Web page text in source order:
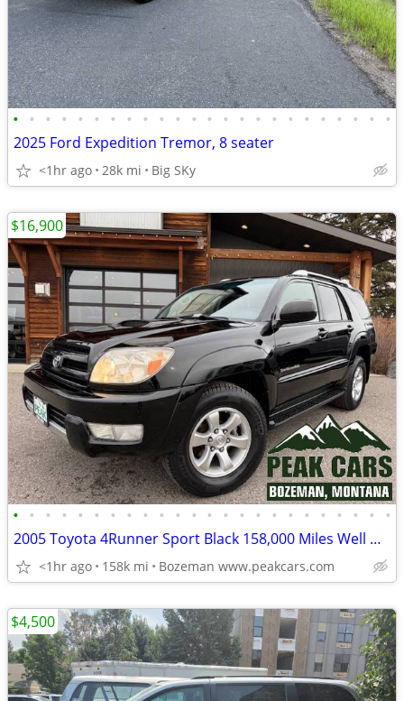
• • • • • • • • • • • • • • • • • • • • • • • •
2025 Ford Expedition Tremor, 8 seater
<1hr ago 28k mi Big SKy
• • • • • • • • • • • • • • • • • • • • • • • •
2005 Toyota 4Runner Sport Black 158,000 Miles Well Maintained
<1hr ago 158k mi Bozeman www.peakcars.com
$16,900
$4,500